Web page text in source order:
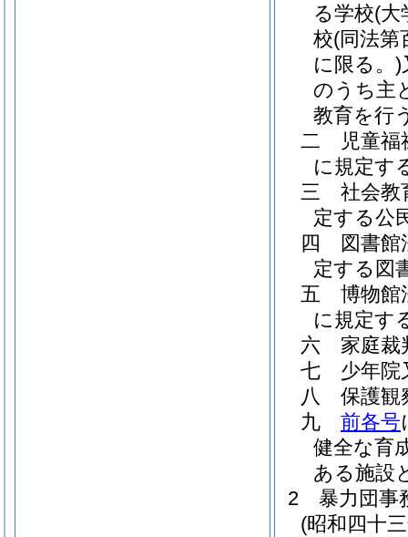
る学校(大
校(同法第
に限る。)
のうち主
教育を行
二
児童福
に規定す
三
社会教
定する公
四
図書館
定する図
五
博物館
に規定す
六
家庭裁
七
少年院
八
保護観
九
前各号
健全な育
ある施設
2
暴力団事
(昭和四十